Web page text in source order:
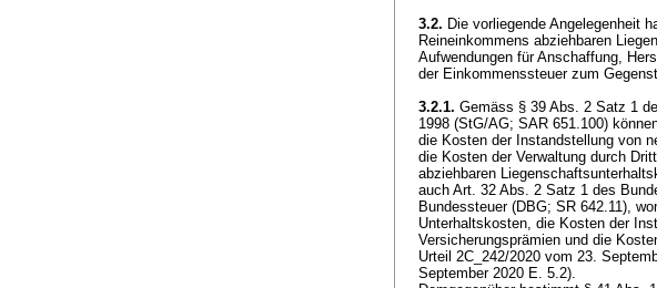
3.2. Die vorliegende Angelegenheit
Reineinkommens abziehbaren
Aufwendungen für Anschaffung,
der Einkommenssteuer zum
3.2.1. Gemäss § 39 Abs. 2 Satz 1
1998 (StG/AG; SAR 651.100)
die Kosten der Instandstellung von
die Kosten der Verwaltung durch
abziehbaren
auch Art. 32 Abs. 2 Satz 1 des
Bundessteuer (DBG; SR 642.11),
Unterhaltskosten, die Kosten der
Versicherungsprämien und die
Urteil 2C_242/2020 vom 23.
September 2020 E. 5.2).